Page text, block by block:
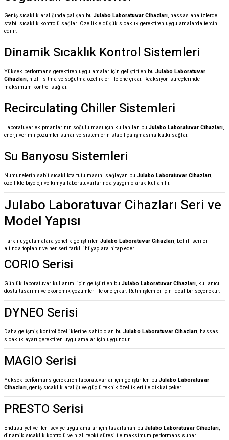
Geniş sıcaklık aralığında çalışan bu Julabo Laboratuvar Cihazları, hassas analizlerde
stabil sıcaklık kontrolü sağlar. Özellikle düşük sıcaklık gerektiren uygulamalarda tercih
edilir.
Dinamik Sıcaklık Kontrol Sistemleri
Yüksek performans gerektiren uygulamalar için geliştirilen bu Julabo Laboratuvar
Cihazları, hızlı ısıtma ve soğutma özellikleri ile öne çıkar. Reaksiyon süreçlerinde
maksimum kontrol sağlar.
Recirculating Chiller Sistemleri
Laboratuvar ekipmanlarının soğutulması için kullanılan bu Julabo Laboratuvar Cihazları,
enerji verimli çözümler sunar ve sistemlerin stabil çalışmasına katkı sağlar.
Su Banyosu Sistemleri
Numunelerin sabit sıcaklıkta tutulmasını sağlayan bu Julabo Laboratuvar Cihazları,
özellikle biyoloji ve kimya laboratuvarlarında yaygın olarak kullanılır.
Julabo Laboratuvar Cihazları Seri ve
Model Yapısı
Farklı uygulamalara yönelik geliştirilen Julabo Laboratuvar Cihazları, belirli seriler
altında toplanır ve her seri farklı ihtiyaçlara hitap eder.
CORIO Serisi
Günlük laboratuvar kullanımı için geliştirilen bu Julabo Laboratuvar Cihazları, kullanıcı
dostu tasarımı ve ekonomik çözümleri ile öne çıkar. Rutin işlemler için ideal bir seçenektir.
DYNEO Serisi
Daha gelişmiş kontrol özelliklerine sahip olan bu Julabo Laboratuvar Cihazları, hassas
sıcaklık ayarı gerektiren uygulamalar için uygundur.
MAGIO Serisi
Yüksek performans gerektiren laboratuvarlar için geliştirilen bu Julabo Laboratuvar
Cihazları, geniş sıcaklık aralığı ve güçlü teknik özellikleri ile dikkat çeker.
PRESTO Serisi
Endüstriyel ve ileri seviye uygulamalar için tasarlanan bu Julabo Laboratuvar Cihazları,
dinamik sıcaklık kontrolü ve hızlı tepki süresi ile maksimum performans sunar.